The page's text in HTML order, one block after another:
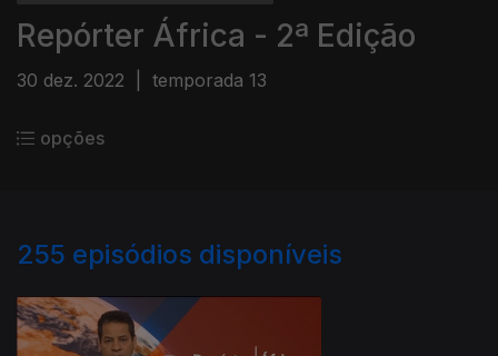
Repórter África - 2ª Edição
30 dez. 2022 temporada 13
opções
255 episódios disponíveis